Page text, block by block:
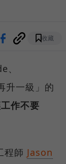
收藏
升一級」的
作不要
程師 Jason